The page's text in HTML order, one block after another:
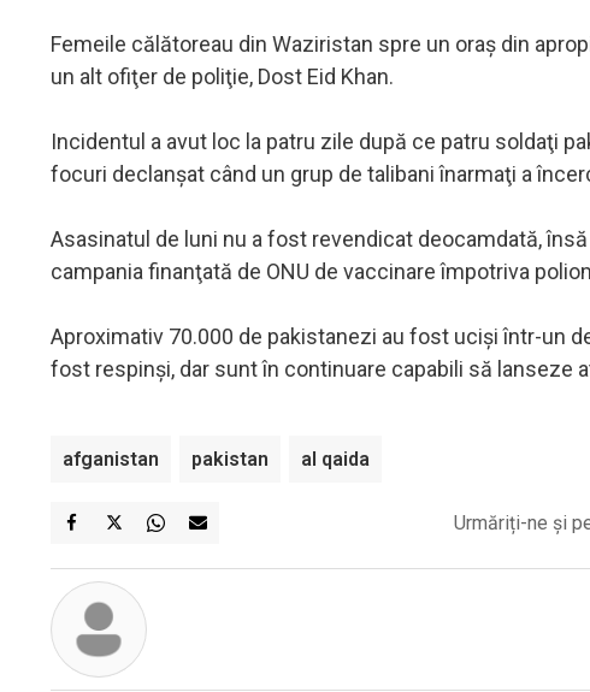
Femeile călătoreau din Waziristan spre un oraş din
un alt ofiţer de poliţie, Dost Eid Khan.
Incidentul a avut loc la patru zile după ce patru soldaţi
focuri declanşat când un grup de talibani înarmaţi a
Asasinatul de luni nu a fost revendicat deocamdată,
campania finanţată de ONU de vaccinare împotriva
Aproximativ 70.000 de pakistanezi au fost ucişi într-un
fost respinşi, dar sunt în continuare capabili să lanseze
afganistan pakistan al qaida
Urmăriți-ne și